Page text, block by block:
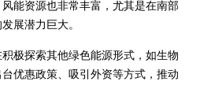
能资源也非常丰富，尤其是在南部
展潜力巨大。
极探索其他绿色能源形式，如生物
优惠政策、吸引外资等方式，推动